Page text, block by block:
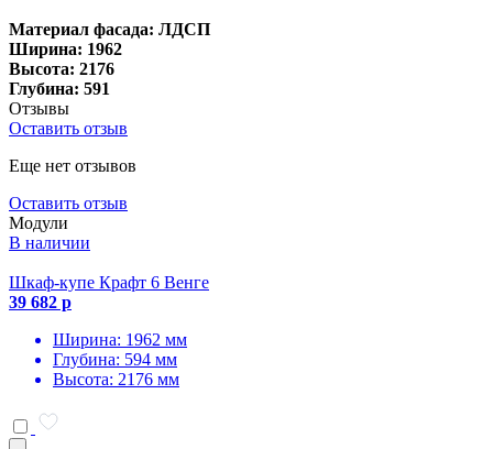
Материал фасада: ЛДСП
Ширина: 1962
Высота: 2176
Глубина: 591
Отзывы
Оставить отзыв
Еще нет отзывов
Оставить отзыв
Модули
В наличии
Шкаф-купе Крафт 6 Венге
39 682 р
Ширина: 1962 мм
Глубина: 594 мм
Высота: 2176 мм